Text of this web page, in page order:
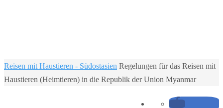
Home
Reisen mit Haustieren - Südostasien Regelungen für das Reisen mit
Haustieren (Heimtieren) in die Republik der Union Myanmar